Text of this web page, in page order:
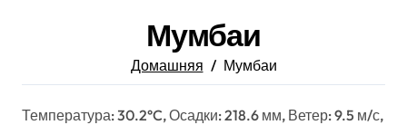
Мумбаи
Домашняя Мумбаи
Температура: 30.2°C, Осадки: 218.6 мм, Ветер: 9.5 м/с,